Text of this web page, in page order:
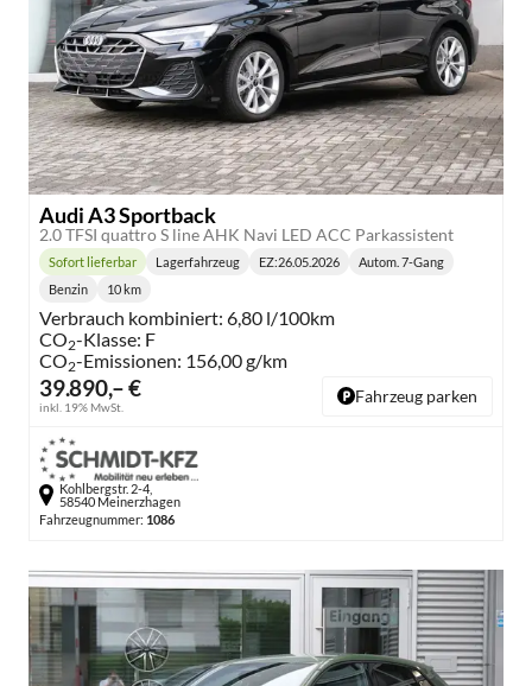
Audi A3 Sportback
2.0 TFSI quattro S line AHK Navi LED ACC Parkassistent
39.890,– €
inkl. 19% MwSt.
Lieferzeit:
Sofort lieferbar Lagerfahrzeug EZ:26.05.2026
Getriebe:
Autom. 7-Gang
Kraftstoff:
Benzin
Kilometerstand:
10 km
Verbrauch kombiniert: 6,80 l/100km
CO2-Klasse: F
CO2-Emissionen: 156,00 g/km
Fahrzeug parken
Kohlbergstr. 2-4,
58540 Meinerzhagen
Fahrzeugnummer: 1086